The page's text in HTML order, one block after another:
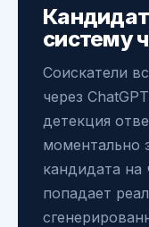
систему
Соискатели
через
детекция
моментально
кандидата на
попадает